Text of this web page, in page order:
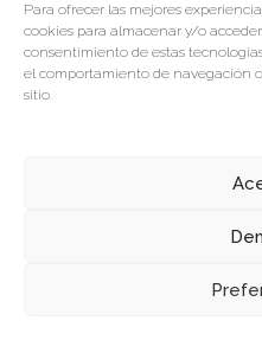
Para ofrecer las mejores
cookies para almacenar y/o
consentimiento de estas
el comportamiento de navegación
sitio.
Contacto
Trabaja con nosotros